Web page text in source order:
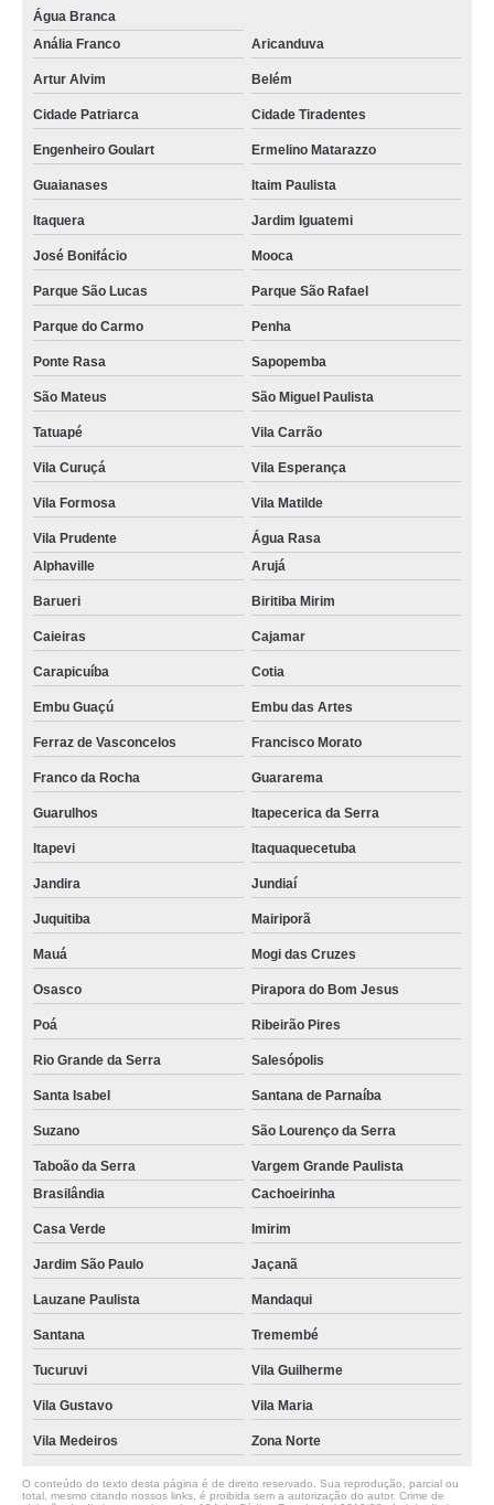
Água Branca
Anália Franco
Aricanduva
Artur Alvim Belém
Cidade Patriarca Cidade Tiradentes
Engenheiro Goulart Ermelino Matarazzo
Guaianases Itaim Paulista
Itaquera Jardim Iguatemi
José Bonifácio Mooca
Parque São Lucas Parque São Rafael
Parque do Carmo Penha
Ponte Rasa Sapopemba
São Mateus São Miguel Paulista
Tatuapé Vila Carrão
Vila Curuçá Vila Esperança
Vila Formosa Vila Matilde
Vila Prudente
Água Rasa
Alphaville
Arujá
Barueri Biritiba Mirim
Caieiras Cajamar
Carapicuíba Cotia
Embu Guaçú Embu das Artes
Ferraz de Vasconcelos Francisco Morato
Franco da Rocha Guararema
Guarulhos Itapecerica da Serra
Itapevi Itaquaquecetuba
Jandira Jundiaí
Juquitiba Mairiporã
Mauá Mogi das Cruzes
Osasco Pirapora do Bom Jesus
Poá Ribeirão Pires
Rio Grande da Serra Salesópolis
Santa Isabel Santana de Parnaíba
Suzano São Lourenço da Serra
Taboão da Serra
Vargem Grande Paulista
Brasilândia
Cachoeirinha
Casa Verde Imirim
Jardim São Paulo Jaçanã
Lauzane Paulista Mandaqui
Santana Tremembé
Tucuruvi Vila Guilherme
Vila Gustavo Vila Maria
Vila Medeiros Zona Norte
O conteúdo do texto desta página é de direito reservado. Sua reprodução, parcial ou
total, mesmo citando nossos links, é proibida sem a autorização do autor. Crime de